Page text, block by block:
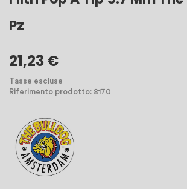
Pz
21,23 €
Tasse escluse
Riferimento prodotto: 8170